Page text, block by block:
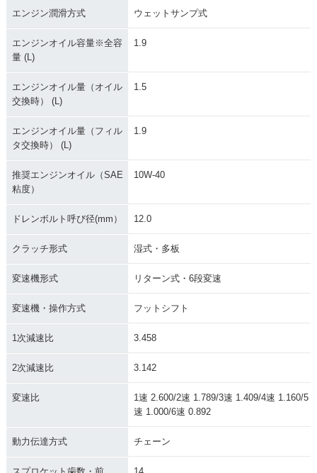
エンジン潤滑方式 ウェットサンプ式
エンジンオイル容量※全容
量 (L)
1.9
エンジンオイル量（オイル
交換時） (L)
1.5
エンジンオイル量（フィル
タ交換時） (L)
1.9
推奨エンジンオイル（SAE
粘度）
10W-40
ドレンボルト呼び径(mm） 12.0
クラッチ形式 湿式・多板
変速機形式 リターン式・6段変速
変速機・操作方式 フットシフト
1次減速比 3.458
2次減速比 3.142
変速比
1速 2.600/2速 1.789/3速 1.409/4速 1.160/5
速 1.000/6速 0.892
動力伝達方式 チェーン